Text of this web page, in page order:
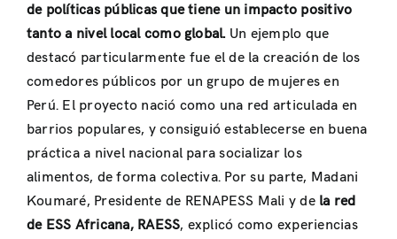
de políticas públicas que tiene un impacto positivo
tanto a nivel local como global. Un ejemplo que
destacó particularmente fue el de la creación de los
comedores públicos por un grupo de mujeres en
Perú. El proyecto nació como una red articulada en
barrios populares, y consiguió establecerse en buena
práctica a nivel nacional para socializar los
alimentos, de forma colectiva. Por su parte, Madani
Koumaré, Presidente de RENAPESS Mali y de la red
de ESS Africana, RAESS, explicó como experiencias